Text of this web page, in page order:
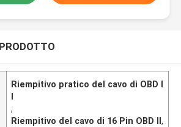
Riempitivo pratico del cavo di OBD I
I
,
Riempitivo del cavo di 16 Pin OBD II,